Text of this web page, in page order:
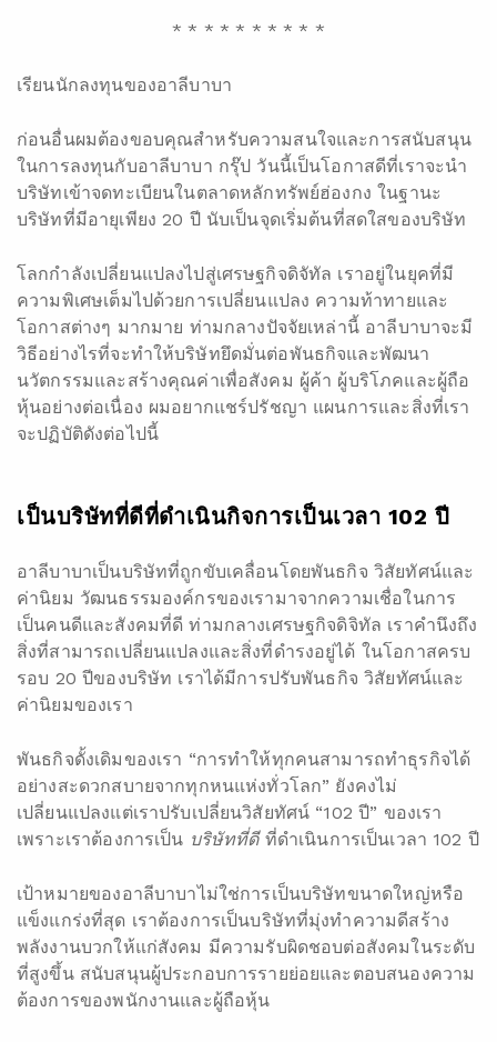
* * * * * * * * * *
เรียนนักลงทุนของอาลีบาบา
ก่อนอื่นผมต้องขอบคุณสำหรับความสนใจและการสนับสนุน
ในการลงทุนกับอาลีบาบา กรุ๊ป วันนี้เป็นโอกาสดีที่เราจะนำ
บริษัทเข้าจดทะเบียนในตลาดหลักทรัพย์ฮ่องกง ในฐานะ
บริษัทที่มีอายุเพียง 20 ปี นับเป็นจุดเริ่มต้นที่สดใสของบริษัท
โลกกำลังเปลี่ยนแปลงไปสู่เศรษฐกิจดิจัทัล เราอยู่ในยุคที่มี
ความพิเศษเต็มไปด้วยการเปลี่ยนแปลง ความท้าทายและ
โอกาสต่างๆ มากมาย ท่ามกลางปัจจัยเหล่านี้ อาลีบาบาจะมี
วิธีอย่างไรที่จะทำให้บริษัทยึดมั่นต่อพันธกิจและพัฒนา
นวัตกรรมและสร้างคุณค่าเพื่อสังคม ผู้ค้า ผู้บริโภคและผู้ถือ
หุ้นอย่างต่อเนื่อง ผมอยากแชร์ปรัชญา แผนการและสิ่งที่เรา
จะปฏิบัติดังต่อไปนี้
เป็นบริษัทที่ดีที่ดำเนินกิจการเป็นเวลา 102 ปี
อาลีบาบาเป็นบริษัทที่ถูกขับเคลื่อนโดยพันธกิจ วิสัยทัศน์และ
ค่านิยม วัฒนธรรมองค์กรของเรามาจากความเชื่อในการ
เป็นคนดีและสังคมที่ดี ท่ามกลางเศรษฐกิจดิจิทัล เราคำนึงถึง
สิ่งที่สามารถเปลี่ยนแปลงและสิ่งที่ดำรงอยู่ได้ ในโอกาสครบ
รอบ 20 ปีของบริษัท เราได้มีการปรับพันธกิจ วิสัยทัศน์และ
ค่านิยมของเรา
พันธกิจดั้งเดิมของเรา “การทำให้ทุกคนสามารถทำธุรกิจได้
อย่างสะดวกสบายจากทุกหนแห่งทั่วโลก” ยังคงไม่
เปลี่ยนแปลงแต่เราปรับเปลี่ยนวิสัยทัศน์ “102 ปี” ของเรา
เพราะเราต้องการเป็น บริษัทที่ดีที่ดำเนินการเป็นเวลา 102 ปี
เป้าหมายของอาลีบาบาไม่ใช่การเป็นบริษัทขนาดใหญ่หรือ
แข็งแกร่งที่สุด เราต้องการเป็นบริษัทที่มุ่งทำความดีสร้าง
พลังงานบวกให้แก่สังคม มีความรับผิดชอบต่อสังคมในระดับ
ที่สูงขึ้น สนับสนุนผู้ประกอบการรายย่อยและตอบสนองความ
ต้องการของพนักงานและผู้ถือหุ้น